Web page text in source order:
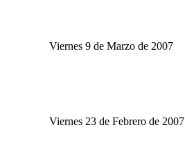
Viernes 9 de Marzo de 2007
Viernes 23 de Febrero de 2007